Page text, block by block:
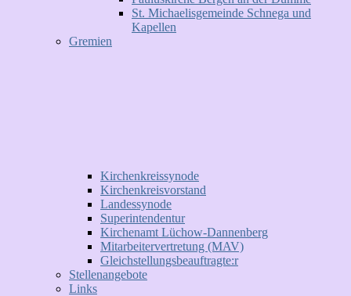
St. Michaelisgemeinde Schnega und
Kapellen
Gremien
Kirchenkreissynode
Kirchenkreisvorstand
Landessynode
Superintendentur
Kirchenamt Lüchow-Dannenberg
Mitarbeitervertretung (MAV)
Gleichstellungsbeauftragte:r
Stellenangebote
Links